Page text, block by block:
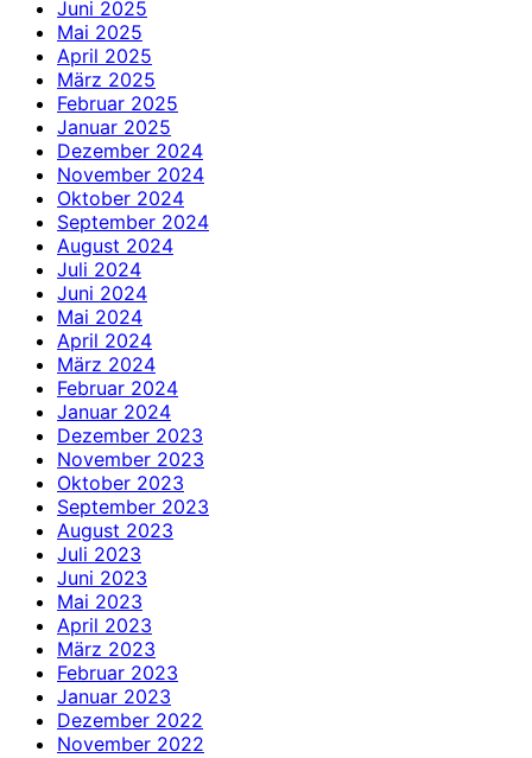
Juni 2025
Mai 2025
April 2025
März 2025
Februar 2025
Januar 2025
Dezember 2024
November 2024
Oktober 2024
September 2024
August 2024
Juli 2024
Juni 2024
Mai 2024
April 2024
März 2024
Februar 2024
Januar 2024
Dezember 2023
November 2023
Oktober 2023
September 2023
August 2023
Juli 2023
Juni 2023
Mai 2023
April 2023
März 2023
Februar 2023
Januar 2023
Dezember 2022
November 2022